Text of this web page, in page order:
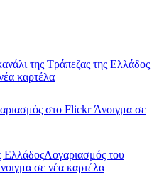
της Τράπεζας της Ελλάδος
καρτέλα
στο FlickrΆνοιγμα σε
ΕλλάδοςΛογαριασμός του
σε νέα καρτέλα